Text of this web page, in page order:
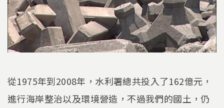
從1975年到2008年，水利署總共投入了162億元，
進行海岸整治以及環境營造，不過我們的國土，仍